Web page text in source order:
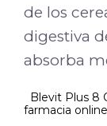
de los
digestiva
absorba
Blevit Plus 8
farmacia